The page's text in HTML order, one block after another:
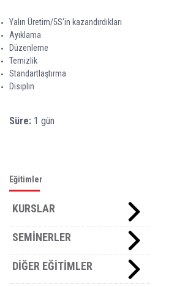
Yalın Üretim/5S’in kazandırdıkları
Ayıklama
Düzenleme
Temizlik
Standartlaştırma
Disiplin
Süre: 1 gün
Eğitimler
KURSLAR
SEMİNERLER
DİĞER EĞİTİMLER